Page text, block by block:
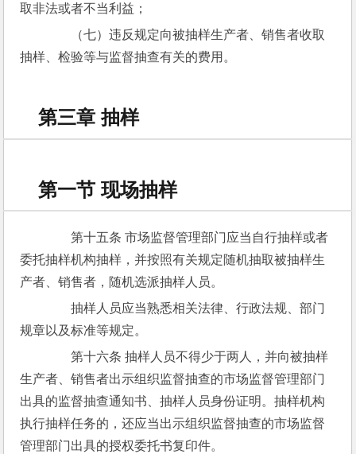
取非法或者不当利益；
（七）违反规定向被抽样生产者、销售者收取
抽样、检验等与监督抽查有关的费用。
第三章 抽样
第一节 现场抽样
第十五条 市场监督管理部门应当自行抽样或者
委托抽样机构抽样，并按照有关规定随机抽取被抽样生
产者、销售者，随机选派抽样人员。
抽样人员应当熟悉相关法律、行政法规、部门
规章以及标准等规定。
第十六条 抽样人员不得少于两人，并向被抽样
生产者、销售者出示组织监督抽查的市场监督管理部门
出具的监督抽查通知书、抽样人员身份证明。抽样机构
执行抽样任务的，还应当出示组织监督抽查的市场监督
管理部门出具的授权委托书复印件。